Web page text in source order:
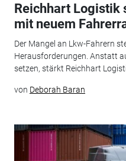
Reichhart Logistik
mit neuem
Der Mangel an Lkw-Fahrern
Herausforderungen. Anstatt
setzen, stärkt Reichhart
von Deborah Baran